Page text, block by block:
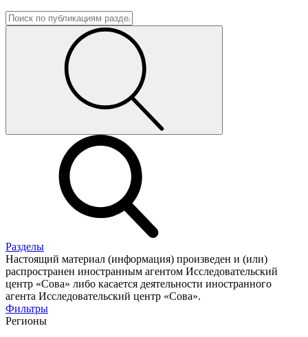
Разделы
Настоящий материал (информация) произведен и (или)
распространен иностранным агентом Исследовательский
центр «Сова» либо касается деятельности иностранного
агента Исследовательский центр «Сова».
Фильтры
Регионы